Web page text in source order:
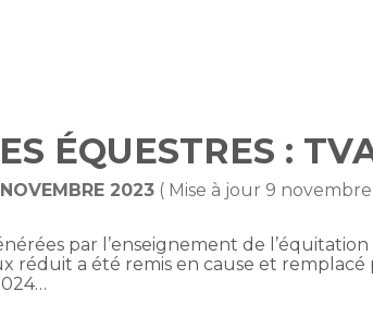
ÉQUESTRES :
2023 ( Mise à jour 9
par l’enseignement de
réduit a été remis en cause et